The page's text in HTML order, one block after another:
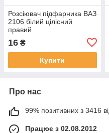
Розсіювач підфарника ВАЗ
2106 білий цілісний
правий
16 ₴
Купити
Про нас
99% позитивних з 3416
Працює з 02.08.2012